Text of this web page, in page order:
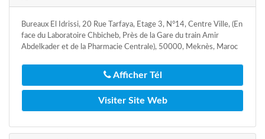
Bureaux El Idrissi, 20 Rue Tarfaya, Etage 3, N°14, Centre Ville, (En
face du Laboratoire Chbicheb, Près de la Gare du train Amir
Abdelkader et de la Pharmacie Centrale), 50000, Meknès, Maroc
Afficher Tél
Visiter Site Web